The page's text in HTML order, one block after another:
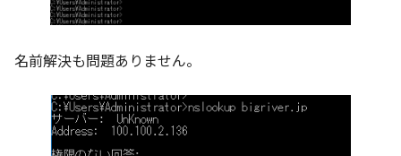
名前解決も問題ありません。